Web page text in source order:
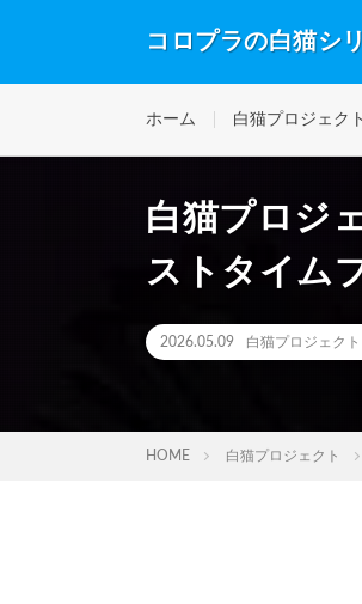
コロプラの白猫シ
ホーム 白猫プロジェクト
白猫プロジ
ストタイム
2026.05.09 白猫プロジェクト
HOME 白猫プロジェクト